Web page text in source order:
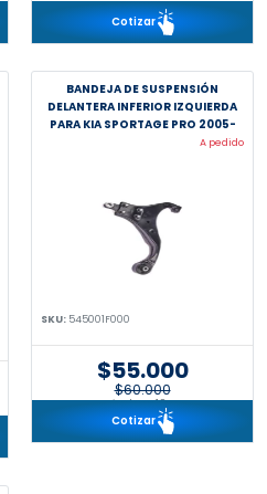
Cotizar
BANDEJA DE SUSPENSIÓN
DELANTERA INFERIOR IZQUIERDA
PARA KIA SPORTAGE PRO 2005-
2010 2.0 D4EA DIESELA pedido
SKU: 545001F000
$55.000
$60.000
incl. IVA 19%
Cotizar